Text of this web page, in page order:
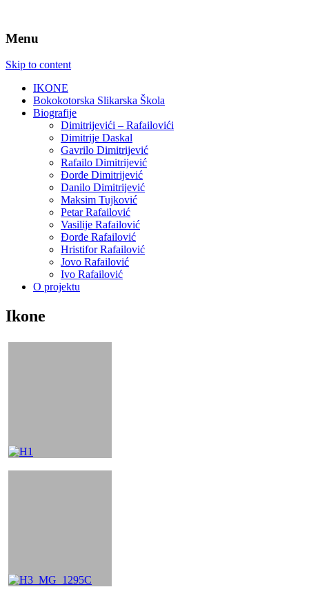
Menu
Skip to content
IKONE
Bokokotorska Slikarska Škola
Biografije
Dimitrijevići – Rafailovići
Dimitrije Daskal
Gavrilo Dimitrijević
Rafailo Dimitrijević
Đorđe Dimitrijević
Danilo Dimitrijević
Maksim Tujković
Petar Rafailović
Vasilije Rafailović
Đorđe Rafailović
Hristifor Rafailović
Jovo Rafailović
Ivo Rafailović
O projektu
Ikone